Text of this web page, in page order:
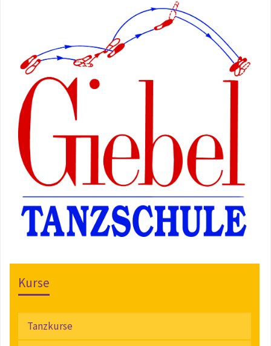
Kurse
Tanzkurse